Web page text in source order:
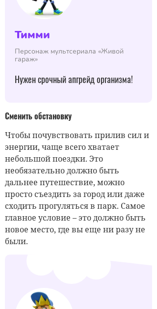
Тимми
Персонаж мультсериала «Живой
гараж»
Нужен срочный апгрейд организма!
Сменить обстановку
Чтобы почувствовать прилив сил и
энергии, чаще всего хватает
небольшой поездки. Это
необязательно должно быть
дальнее путешествие, можно
просто съездить за город или даже
сходить прогуляться в парк. Самое
главное условие – это должно быть
новое место, где вы еще ни разу не
были.